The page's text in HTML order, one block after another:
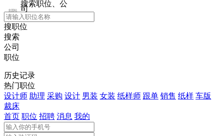
全国站
搜索职位、公
司
搜职位
搜索
公司
职位
历史记录
热门职位
设计师 助理 采购 设计 男装 女装 纸样师 跟单 销售 纸样 车版
裁床
首页 职位 招聘 消息 我的